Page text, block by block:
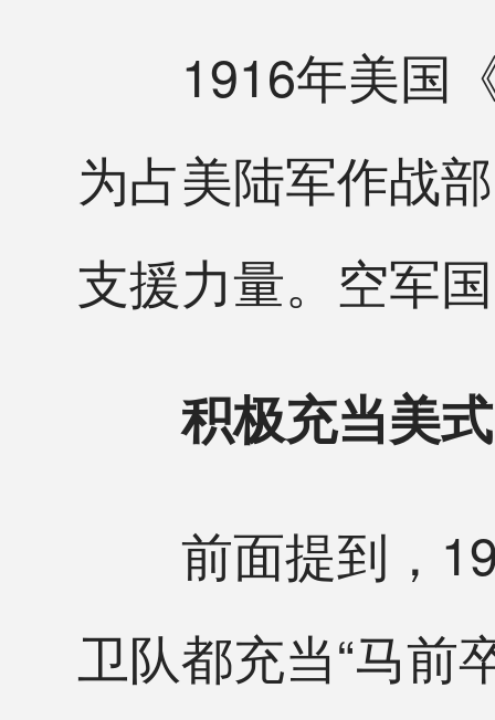
1916年美国《
为占美陆军作战
支援力量。空军
积极充当美
前面提到，19
卫队都充当“马前